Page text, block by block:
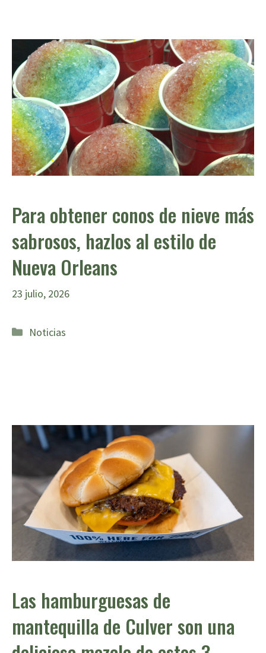
Para obtener conos de nieve más
sabrosos, hazlos al estilo de
Nueva Orleans
23 julio, 2026
Categorías
Noticias
Las hamburguesas de
mantequilla de Culver son una